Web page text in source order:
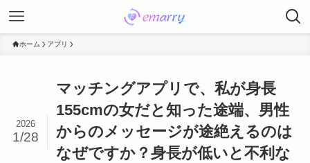
ホーム アプリ
マッチングアプリで、私が身長
155cmの女だと知った途端、男性
からのメッセージが途絶えるのは
なぜですか？身長が低いと不利な
2026
1/28